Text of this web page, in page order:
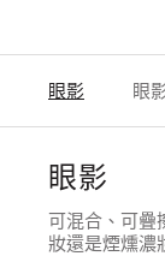
眼影 眼
眼影
可混合、可疊
妝還是煙燻濃